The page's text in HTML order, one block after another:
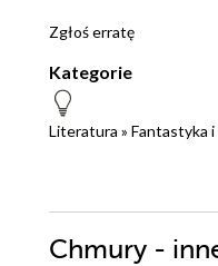
Zgłoś erratę
Kategorie
Literatura » Fantastyka
Chmury -